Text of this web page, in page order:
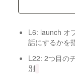
L6: launch オ
話にするかを
L22: 2つ目の
別